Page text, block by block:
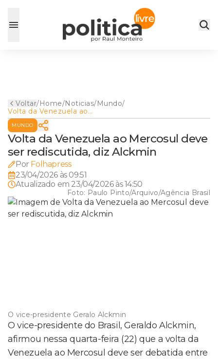
Voltar/Home/Noticias/Mundo/
Volta da Venezuela ao
Mercosul deve ser
rediscutida, diz Alckmin
MUNDO
Volta da Venezuela ao Mercosul deve
ser rediscutida, diz Alckmin
Por Folhapress
23/04/2026 às 09:51
Atualizado em 23/04/2026 às 14:50
Foto: Paulo Pinto/Arquivo/Agência Brasil
O vice-presidente Geralo Alckmin
O vice-presidente do Brasil, Geraldo Alckmin,
afirmou nessa quarta-feira (22) que a volta da
Venezuela ao Mercosul deve ser debatida entre